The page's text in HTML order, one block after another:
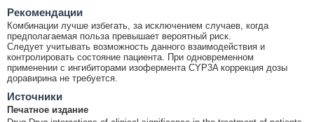
Рекомендации
Комбинации лучше избегать, за исключением случаев, когда
предполагаемая польза превышает вероятный риск.
Следует учитывать возможность данного взаимодействия и
контролировать состояние пациента. При одновременном
применении с ингибиторами изофермента CYP3A коррекция дозы
доравирина не требуется.
Источники
Печатное издание